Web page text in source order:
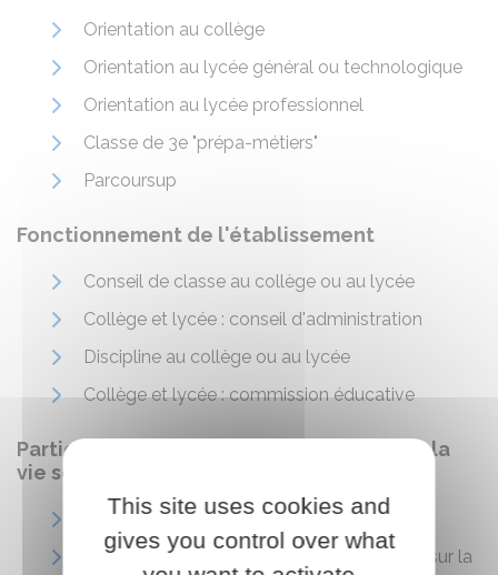
Orientation au collège
Orientation au lycée général ou technologique
Orientation au lycée professionnel
Classe de 3e "prépa-métiers"
Parcoursup
Fonctionnement de l'établissement
Conseil de classe au collège ou au lycée
Collège et lycée : conseil d'administration
Discipline au collège ou au lycée
Collège et lycée : commission éducative
Participation des élèves et des parents à la
vie scolaire
Délégués de classe
Collège et lycée : information des parents sur la
This site uses cookies and
gives you control over what